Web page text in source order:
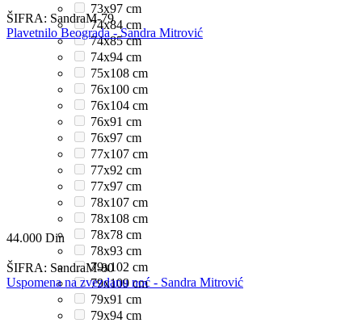
73x97 cm
74x84 cm
74x85 cm
74x94 cm
75x108 cm
76x100 cm
76x104 cm
76x91 cm
76x97 cm
77x107 cm
77x92 cm
77x97 cm
78x107 cm
78x108 cm
78x78 cm
78x93 cm
79x102 cm
79x109 cm
79x91 cm
79x94 cm
ŠIFRA: SandraM-79
Plavetnilo Beograda - Sandra Mitrović
44.000 Din
ŠIFRA: SandraM-80
Uspomena na zvezdanu noć - Sandra Mitrović